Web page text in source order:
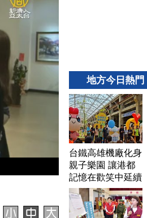
地方今日熱門
台鐵高雄機廠化身
親子樂園 讓港都
記憶在歡笑中延續